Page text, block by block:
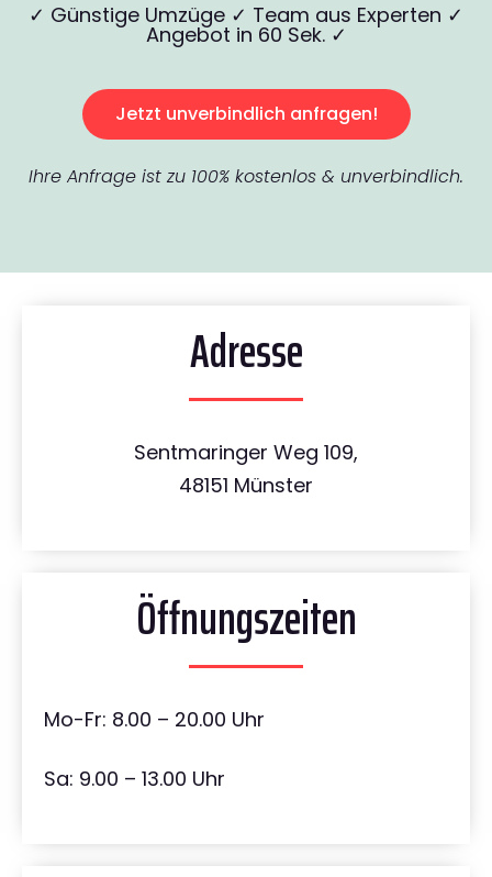
✓ Günstige Umzüge ✓ Team aus Experten ✓
Angebot in 60 Sek. ✓
Jetzt unverbindlich anfragen!
Ihre Anfrage ist zu 100% kostenlos & unverbindlich.
Adresse
Sentmaringer Weg 109,
48151 Münster
Öffnungszeiten
Mo-Fr: 8.00 – 20.00 Uhr
Sa: 9.00 – 13.00 Uhr